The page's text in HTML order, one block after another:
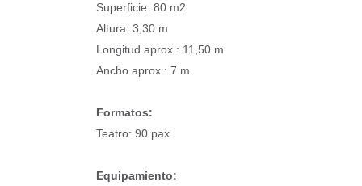
Superficie: 80 m2
Altura: 3,30 m
Longitud aprox.: 11,50 m
Ancho aprox.: 7 m
Formatos:
Teatro: 90 pax
Equipamiento: